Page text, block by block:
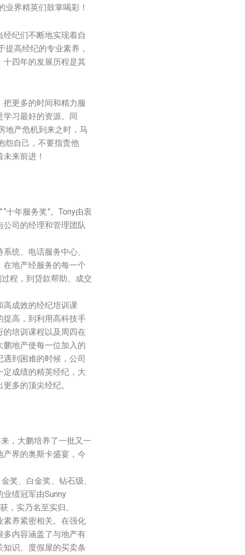
界精英们鼓掌喝彩！
纪们不断地实现着自
高经纪的专业素养，
十四年的发展历程是其
更多的时间和精力服
习最好的资源。同
地产危机到来之时，马
怨自己，不要指责他
来前进！
十年服务奖”。Tony由衷
司的经理和管理团队
统、电话服务中心、
地产经服务的每一个
程，到贷款帮助、成交
高成效的经纪培训课
提高，到利用高科技手
培训课程以及周四在
地产使每一位加入的
到困难的时候，公司
成绩的精英经纪，大
多的顶尖经纪。
，大鹏培养了一批又一
界的奥斯卡盛宴，今
奖、白金奖、钻石级、
绩冠军由Sunny
，实乃名至实归。
素养紧密相关。在强化
多内容涵盖了与地产有
识、度假屋的买卖条